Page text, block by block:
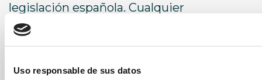
Uso responsable de sus datos
legislación española. Cualquier
controversia que resultará de la
interpretación o cumplimiento de
Juzgados y Tribunales de la ciudad de